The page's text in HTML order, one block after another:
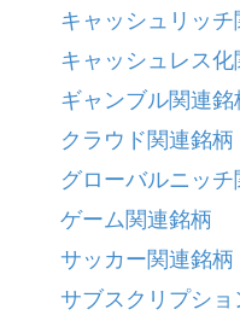
キャッシュリッチ
キャッシュレス化
ギャンブル関連銘
クラウド関連銘柄
グローバルニッチ
ゲーム関連銘柄
サッカー関連銘柄
サブスクリプショ